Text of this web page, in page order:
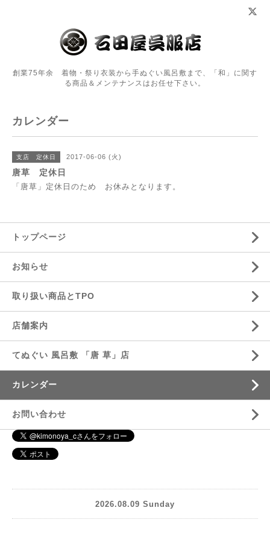
創業75年余 着物・祭り衣装から手ぬぐい風呂敷まで、「和」に関す
る商品＆メンテナンスはお任せ下さい。
カレンダー
支店 定休日 2017-06-06 (火)
唐草 定休日
「唐草」定休日のため お休みとなります。
トップページ
お知らせ
取り扱い商品とTPO
店舗案内
てぬぐい 風呂敷 「唐 草」店
カレンダー
お問い合わせ
2026.08.09 Sunday